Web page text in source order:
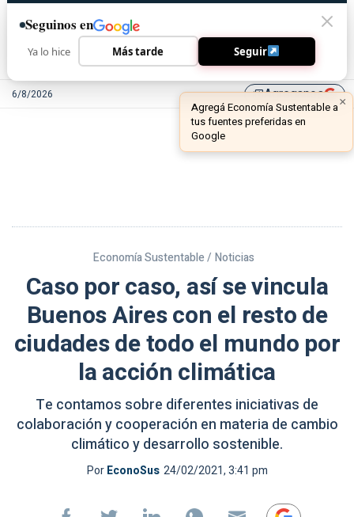
6/8/2026 library_addAgreganos
Economía Sustentable / Noticias
Caso por caso, así se vincula
Buenos Aires con el resto de
ciudades de todo el mundo por
la acción climática
Te contamos sobre diferentes iniciativas de
colaboración y cooperación en materia de cambio
climático y desarrollo sostenible.
PorEconoSus 24/02/2021, 3:41 pm
Seguinos en
Ya lo hice Más tarde Seguir